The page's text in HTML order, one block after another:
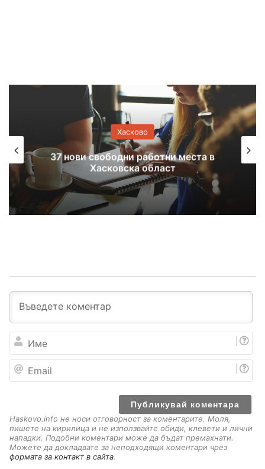
Хасково
Спука се главен водопровод в
Хасково
е
a
Haskovo.info не носи отговорност за коментарите. Моля,
пишете на кирилица и не използвайте обиди, клевети и лични
нападки. Подобни коментари може да бъдат премахнати.
Можете да докладвате за неподходящи коментари чрез
формата за контакт в сайта.